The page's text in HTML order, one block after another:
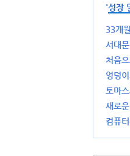
'성장
33개
서대
처음
엉덩
토마
새로
컴퓨